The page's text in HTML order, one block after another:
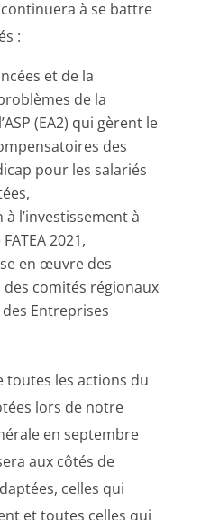
continuera à se battre
:
et de la
de la
(EA2) qui gèrent le
des
pour les salariés
l’investissement à
2021,
en œuvre des
comités régionaux
Entreprises
toutes les actions du
lors de notre
en septembre
aux côtés de
celles qui
et toutes celles qui